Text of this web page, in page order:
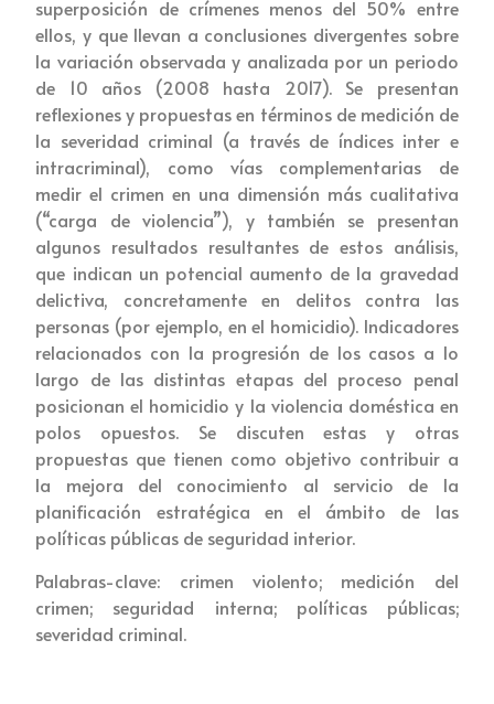
superposición de crímenes menos del 50% entre
ellos, y que llevan a conclusiones divergentes sobre
la variación observada y analizada por un periodo
de 10 años (2008 hasta 2017). Se presentan
reflexiones y propuestas en términos de medición de
la severidad criminal (a través de índices inter e
intracriminal), como vías complementarias de
medir el crimen en una dimensión más cualitativa
(“carga de violencia”), y también se presentan
algunos resultados resultantes de estos análisis,
que indican un potencial aumento de la gravedad
delictiva, concretamente en delitos contra las
personas (por ejemplo, en el homicidio). Indicadores
relacionados con la progresión de los casos a lo
largo de las distintas etapas del proceso penal
posicionan el homicidio y la violencia doméstica en
polos opuestos. Se discuten estas y otras
propuestas que tienen como objetivo contribuir a
la mejora del conocimiento al servicio de la
planificación estratégica en el ámbito de las
políticas públicas de seguridad interior.
Palabras-clave: crimen violento; medición del
crimen; seguridad interna; políticas públicas;
severidad criminal.